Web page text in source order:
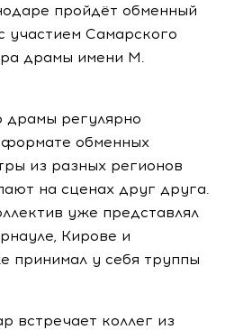
пройдёт обменный
участием Самарского
драмы имени М.
драмы регулярно
формате обменных
из разных регионов
на сценах друг друга.
уже представлял
Кирове и
принимал у себя труппы
встречает коллег из